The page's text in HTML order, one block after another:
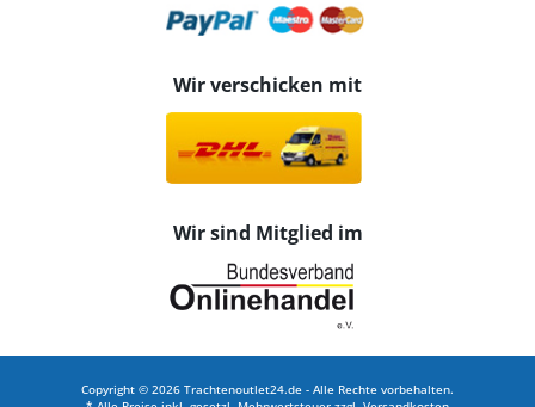
Wir verschicken mit
Wir sind Mitglied im
Copyright © 2026 Trachtenoutlet24.de - Alle Rechte vorbehalten.